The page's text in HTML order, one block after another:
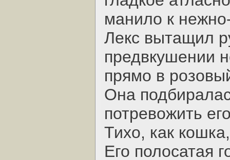
манило к
Лекс вытащил
предвкушении
прямо в
Она
потревожить
Тихо, как
Его полосатая